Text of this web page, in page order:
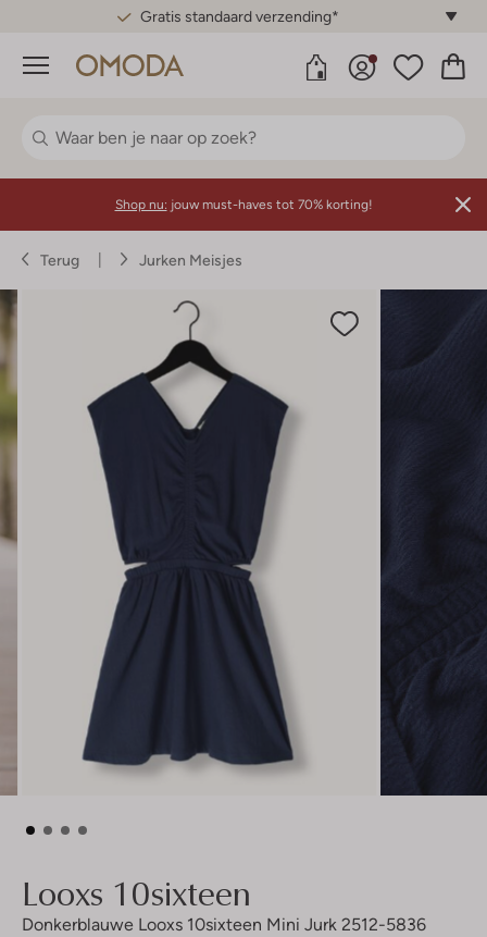
Gratis standaard verzending*
Menu
Shop nu: jouw must-haves tot 70% korting!
Terug Jurken Meisjes
Looxs 10sixteen
Donkerblauwe Looxs 10sixteen Mini Jurk 2512-5836